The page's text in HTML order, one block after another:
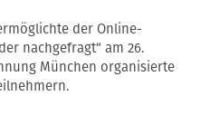
der Online-
nachgefragt“ am 26.
München organisierte